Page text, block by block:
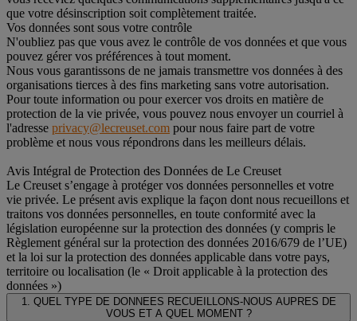
que votre désinscription soit complètement traitée.
Vos données sont sous votre contrôle
N'oubliez pas que vous avez le contrôle de vos données et que vous
pouvez gérer vos préférences à tout moment.
Nous vous garantissons de ne jamais transmettre vos données à des
organisations tierces à des fins marketing sans votre autorisation.
Pour toute information ou pour exercer vos droits en matière de
protection de la vie privée, vous pouvez nous envoyer un courriel à
l'adresse privacy@lecreuset.com pour nous faire part de votre
problème et nous vous répondrons dans les meilleurs délais.
Avis Intégral de Protection des Données de Le Creuset
Le Creuset s’engage à protéger vos données personnelles et votre
vie privée. Le présent avis explique la façon dont nous recueillons et
traitons vos données personnelles, en toute conformité avec la
législation européenne sur la protection des données (y compris le
Règlement général sur la protection des données 2016/679 de l’UE)
et la loi sur la protection des données applicable dans votre pays,
territoire ou localisation (le « Droit applicable à la protection des
données »)
1. QUEL TYPE DE DONNEES RECUEILLONS-NOUS AUPRES DE
VOUS ET A QUEL MOMENT ?